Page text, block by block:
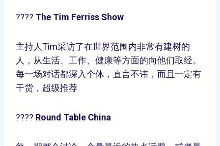
???? The Tim Ferriss Show
主持人Tim采访了在世界范围内非常有建树的
人，从生活、工作、健康等方面的向他们取经。
每一场对话都深入个体，直言不讳，而且一定有
干货，超级推荐
???? Round Table China